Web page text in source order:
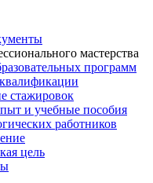
мастерства
программ
стажировок
и учебные пособия
работников
цель